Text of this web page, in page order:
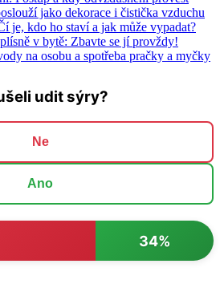
jako dekorace i čistička vzduchu
je, kdo ho staví a jak může vypadat?
v bytě: Zbavte se jí provždy!
na osobu a spotřeba pračky a myčky
udit sýry?
Ne
Ano
34%